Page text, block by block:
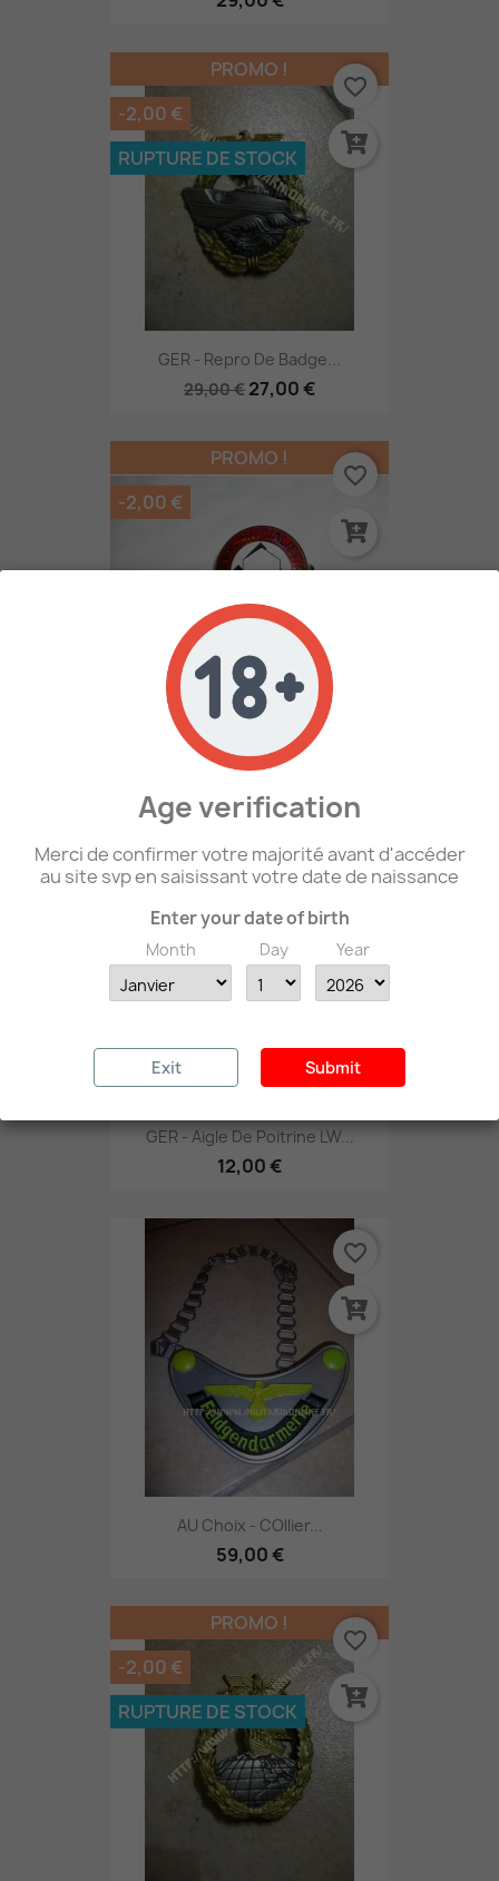
GER - Repro De Badge...
29,00 € 27,00 €
PROMO !
-2,00 €
RUPTURE DE STOCK
favorite_border
GER - Repro Badge NSDAP
18,00 €16,00 €
PROMO !
-2,00 €
favorite_border
GER - Aigle De Poitrine LW...
12,00 €
favorite_border
AU Choix - COllier...
59,00 €
favorite_border
PROMO !
-2,00 €
RUPTURE DE STOCK
favorite_border
Age verification
Merci de confirmer votre majorité avant d'accéder
au site svp en saisissant votre date de naissance
Enter your date of birth
Month Day Year
Exit Submit